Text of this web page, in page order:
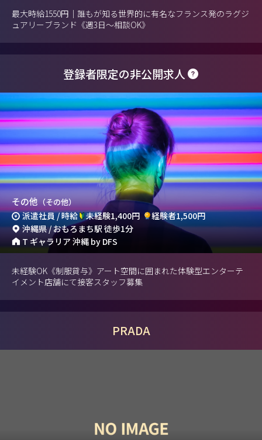
最大時給1550円｜誰もが知る世界的に有名なフランス発のラグジ
ュアリーブランド《週3日～相談OK》
登録者限定の非公開求人
その他（その他）
派遣社員 / 時給 未経験1,400円
経験者1,500円
沖縄県 / おもろまち駅 徒歩1分
T ギャラリア 沖縄 by DFS
未経験OK《制服貸与》アート空間に囲まれた体験型エンターテ
イメント店舗にて接客スタッフ募集
PRADA